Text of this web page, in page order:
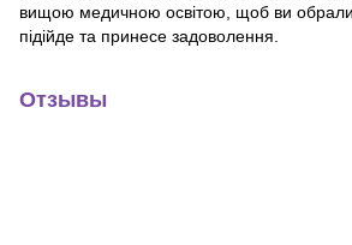
вищою медичною освітою, щоб ви
підійде та принесе задоволення.
Отзывы